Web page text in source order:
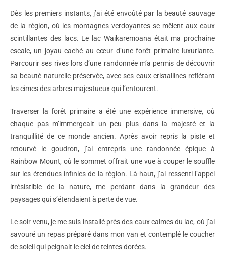
Dès les premiers instants, j’ai été envoûté par la beauté sauvage
de la région, où les montagnes verdoyantes se mêlent aux eaux
scintillantes des lacs. Le lac Waikaremoana était ma prochaine
escale, un joyau caché au cœur d’une forêt primaire luxuriante.
Parcourir ses rives lors d’une randonnée m’a permis de découvrir
sa beauté naturelle préservée, avec ses eaux cristallines reflétant
les cimes des arbres majestueux qui l’entourent.
Traverser la forêt primaire a été une expérience immersive, où
chaque pas m’immergeait un peu plus dans la majesté et la
tranquillité de ce monde ancien. Après avoir repris la piste et
retourvé le goudron, j’ai entrepris une randonnée épique à
Rainbow Mount, où le sommet offrait une vue à couper le souffle
sur les étendues infinies de la région. Là-haut, j’ai ressenti l’appel
irrésistible de la nature, me perdant dans la grandeur des
paysages qui s’étendaient à perte de vue.
Le soir venu, je me suis installé près des eaux calmes du lac, où j’ai
savouré un repas préparé dans mon van et contemplé le coucher
de soleil qui peignait le ciel de teintes dorées.